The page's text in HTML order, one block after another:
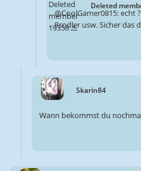
Deleted
@CoolGamer0815: echt
Rrodler usw. Sicher das
Skarin84
Wann bekommst du